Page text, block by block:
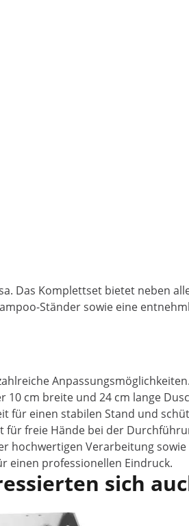
Das Komplettset bietet neben
Ständer sowie eine
cm breite und 24 cm lange
einen stabilen Stand und
freie Hände bei der
Verarbeitung
einen professionellen Eindruck.
sich